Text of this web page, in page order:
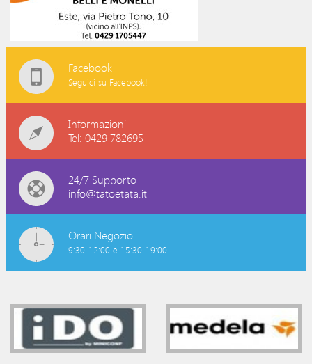
Facebook
Seguici su Facebook!
Informazioni
Tel: 0429 782695
24/7 Supporto
info@tatoetata.it
Orari Negozio
9:30-12:00 e 15:30-19:00